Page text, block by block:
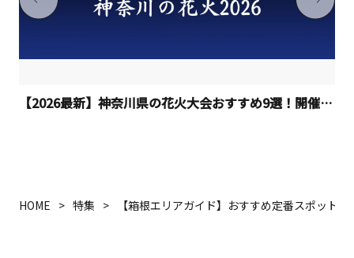
【2026最新】神奈川県の花火大会おすすめ9選！開催日程
HOME 特集 【箱根エリアガイド】おすすめ定番スポット